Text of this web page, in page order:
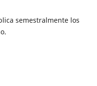
semestralmente los